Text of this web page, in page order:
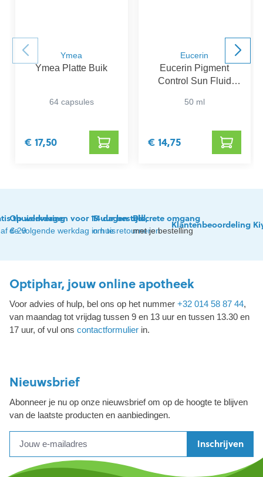
Ymea
Ymea Platte Buik
64 capsules
€ 17,50
Eucerin
Eucerin Pigment
Control Sun Fluid
50 ml
€ 14,75
thuislevering
€ 29
Op werkdagen voor 15 uur besteld,
de volgende werkdag in huis
14 dagen tijd
om te retourneren
Discrete omgang
met je bestelling
Klantenbeoordeling
Optiphar, jouw online apotheek
Voor advies of hulp, bel ons op het nummer +32 014 58 87 44,
van maandag tot vrijdag tussen 9 en 13 uur en tussen 13.30 en
17 uur, of vul ons contactformulier in.
Nieuwsbrief
Abonneer je nu op onze nieuwsbrief om op de hoogte te blijven
van de laatste producten en aanbiedingen.
Inschrijven